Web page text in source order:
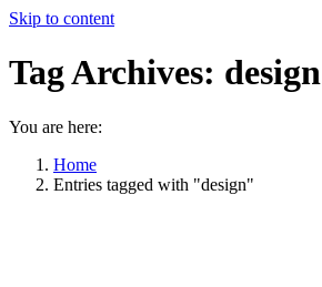
Skip to content
Tag Archives: design
You are here:
Home
Entries tagged with "design"